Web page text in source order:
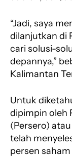
“Jadi, saya
dilanjutkan di
cari solusi-
depannya,”
Kalimantan
Untuk
dipimpin oleh
(Persero)
telah
persen